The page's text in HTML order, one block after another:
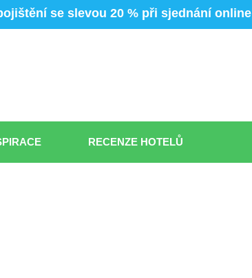
se slevou 20 % při sjednání online
RECENZE HOTELŮ